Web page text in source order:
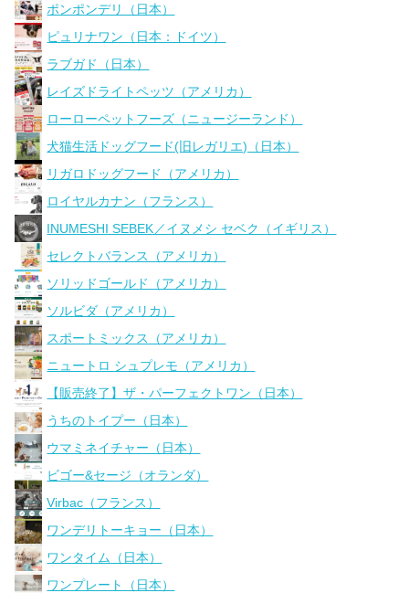
ポンポンデリ（日本）
ピュリナワン（日本：ドイツ）
ラブガド（日本）
レイズドライトペッツ（アメリカ）
ローローペットフーズ（ニュージーランド）
犬猫生活ドッグフード(旧レガリエ)（日本）
リガロドッグフード（アメリカ）
ロイヤルカナン（フランス）
INUMESHI SEBEK／イヌメシ セベク（イギリス）
セレクトバランス（アメリカ）
ソリッドゴールド（アメリカ）
ソルビダ（アメリカ）
スポートミックス（アメリカ）
ニュートロ シュプレモ（アメリカ）
【販売終了】ザ・パーフェクトワン（日本）
うちのトイプー（日本）
ウマミネイチャー（日本）
ビゴー&セージ（オランダ）
Virbac（フランス）
ワンデリトーキョー（日本）
ワンタイム（日本）
ワンプレート（日本）